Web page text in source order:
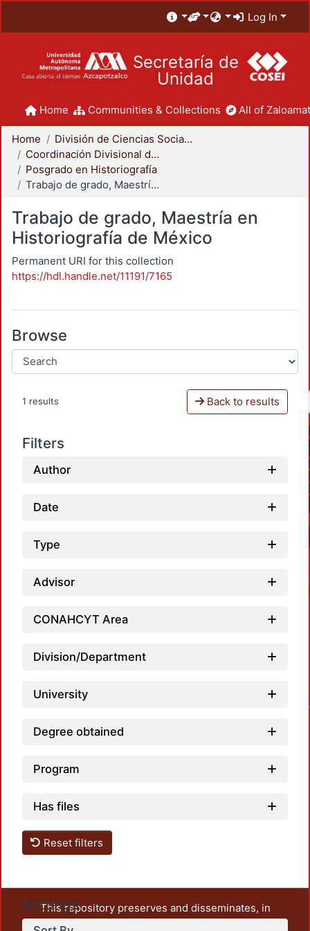
Log In
Secretaría de
Unidad
Home Communities & Collections All of
Home
División de Ciencias Sociales y Humanidades
Coordinación Divisional de Posgrado
Posgrado en Historiografía
Trabajo de grado, Maestría en Historiografía de México
Trabajo de grado, Maestría en
Historiografía de México
Permanent URI for this collection
https://hdl.handle.net/11191/7165
Browse
1 results Back to results
Filters
Author
Date
Type
Advisor
CONAHCYT Area
Division/Department
University
Degree obtained
Program
Has files
Reset filters
Settings
This repository preserves and disseminates, in
unrestricted open access, the teaching and research